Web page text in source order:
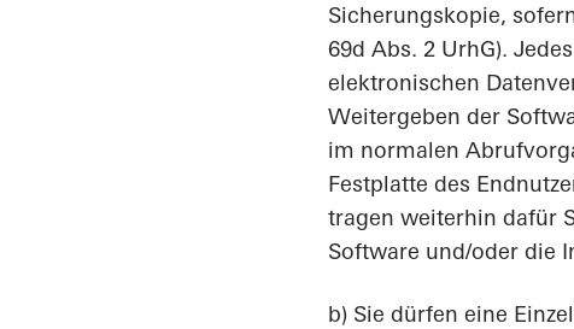
Sicherungskopie,
69d Abs. 2 UrhG).
elektronischen
Weitergeben der
im normalen
Festplatte des
tragen weiterhin dafür
Software und/oder die
b) Sie dürfen eine